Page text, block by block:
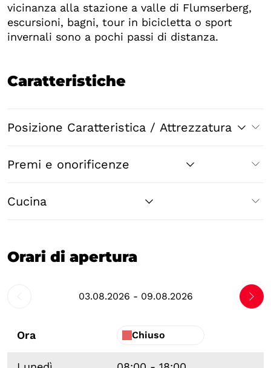
vicinanza alla stazione a valle di Flumserberg,
escursioni, bagni, tour in bicicletta o sport
invernali sono a pochi passi di distanza.
Caratteristiche
Posizione Caratteristica / Attrezzatura
Premi e onorificenze
Cucina
Orari di apertura
03.08.2026 - 09.08.2026
Ora Chiuso